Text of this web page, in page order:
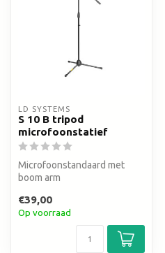
LD SYSTEMS
S 10 B tripod
microfoonstatief
Microfoonstandaard met
boom arm
€39,00
Op voorraad